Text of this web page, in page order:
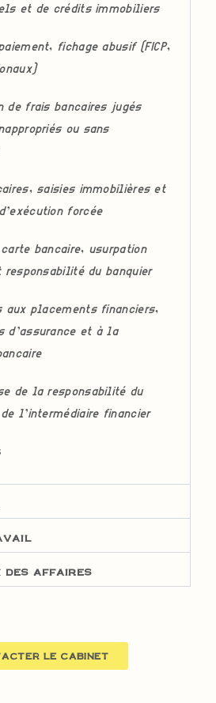
et de crédits immobiliers
fichage abusif (FICP,
de frais bancaires jugés
ou sans
saisies immobilières et
forcée
bancaire, usurpation
responsabilité du banquier
aux placements financiers,
d’assurance et à la
de la responsabilité du
l’intermédiaire financier
des affaires
le cabinet